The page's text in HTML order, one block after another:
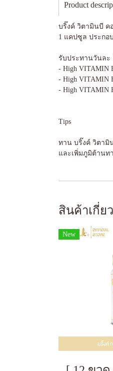
Product
บริ๊งค์ วิตามินบี ค
1 แคปซูล ประกอ
รับประทานวันละ
- High VITAMIN
- High VITAMIN
- High VITAMIN
Tips
ทาน บริ๊งค์ วิตามิ
และเพิ่มภูมิต้านท
สินค้าเกี่ย
New